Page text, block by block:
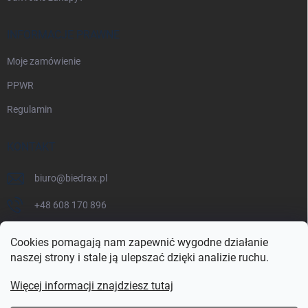
Cookies pomagają nam zapewnić wygodne działanie
naszej strony i stale ją ulepszać dzięki analizie ruchu.
Więcej informacji znajdziesz tutaj
INFORMACJE PRAWNE
Moje zamówienie
PPWR
Regulamin
KONTAKT
biuro@biedrax.pl
+48 608 170 896